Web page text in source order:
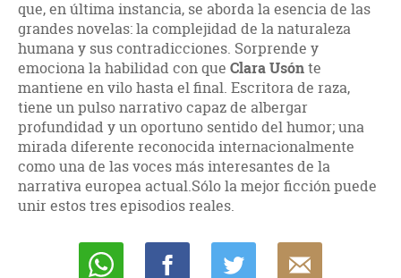
que, en última instancia, se aborda la esencia de las
grandes novelas: la complejidad de la naturaleza
humana y sus contradicciones. Sorprende y
emociona la habilidad con que Clara Usónte
mantiene en vilo hasta el final. Escritora de raza,
tiene un pulso narrativo capaz de albergar
profundidad y un oportuno sentido del humor; una
mirada diferente reconocida internacionalmente
como una de las voces más interesantes de la
narrativa europea actual.Sólo la mejor ficción puede
unir estos tres episodios reales.